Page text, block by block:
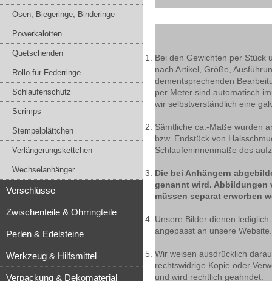
Ösen, Biegeringe, Binderinge
Powerkalotten
Quetschenden
Rollo für Federringe
Schlaufenschutz
Scrimps
Stempelplättchen
Verlängerungskettchen
Wechselanhänger
Verschlüsse
Zwischenteile & Ohrringteile
Perlen & Edelsteine
Werkzeug & Hilfsmittel
Verpackung & Dekomaterial
Bei den Gewichten per Stück
nach Artikel, Größe,
dementsprechenden
per Meter sind automatisch
wir selbstverständlich eine
Sämtliche ca.-Maße wurden
bzw. Endstück von
Schlaufeninnenmaße des
Die bei Anhängern
genannt wird. Abbildungen
müssen separat erworben
Unsere Bilder dienen
angepasst an unsere
Wir weisen ausdrücklich
rechtswidrige Kopie oder
und wird rechtlich geahndet.